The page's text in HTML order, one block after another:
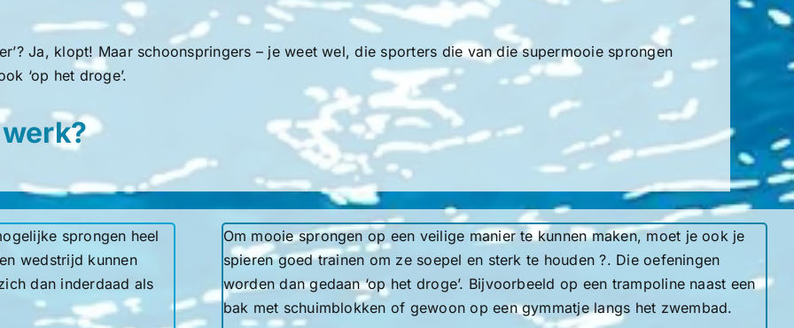
Ja, klopt! Maar schoonspringers – je weet wel, die sporters die van die supermooie sprongen
‘op het droge’.
sprongen heel
wedstrijd kunnen
dan inderdaad als
Om mooie sprongen op een veilige manier te kunnen maken, moet je ook je
spieren goed trainen om ze soepel en sterk te houden ?. Die oefeningen
worden dan gedaan ‘op het droge’. Bijvoorbeeld op een trampoline naast een
bak met schuimblokken of gewoon op een gymmatje langs het zwembad.